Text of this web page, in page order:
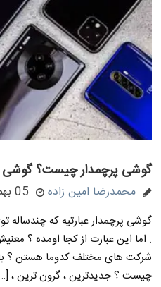
گوشی پرچمدار چیست؟ گوشی
محمدرضا امین زاده 05 بهمن 1398
گوشی پرچمدار عبارتیه که چندساله
. اما این عبارت از کجا اومده ؟
شرکت های مختلف کدوما هستن ؟
چیست ؟ جدیدترین ، گرون ترین ،